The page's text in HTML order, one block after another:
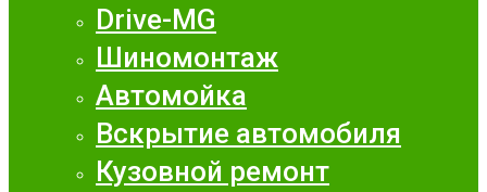
Drive-MG
Шиномонтаж
Автомойка
Вскрытие автомобиля
Кузовной ремонт